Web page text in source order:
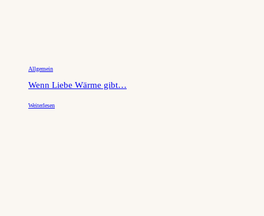
Allgemein
Wenn Liebe Wärme gibt…
Weiterlesen